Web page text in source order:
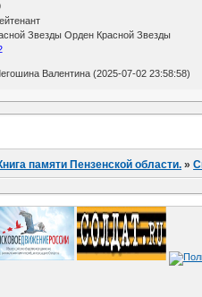
Звезды Орден Красной Звезды
Валентина (2025-07-02 23:58:58)
памяти Пензенской области. »